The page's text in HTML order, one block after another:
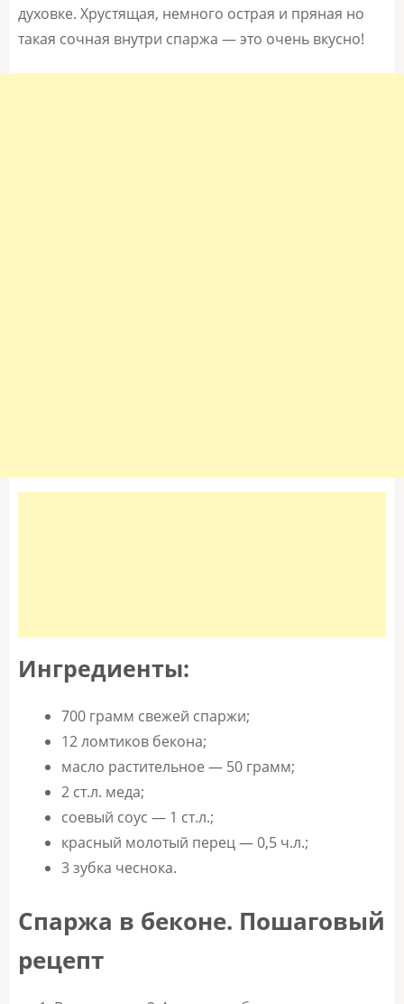
духовке. Хрустящая, немного острая и пряная но
такая сочная внутри спаржа — это очень вкусно!
Ингредиенты:
700 грамм свежей спаржи;
12 ломтиков бекона;
масло растительное — 50 грамм;
2 ст.л. меда;
соевый соус — 1 ст.л.;
красный молотый перец — 0,5 ч.л.;
3 зубка чеснока.
Спаржа в беконе. Пошаговый
рецепт